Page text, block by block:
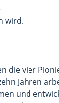
wird.
die vier
Jahren
und